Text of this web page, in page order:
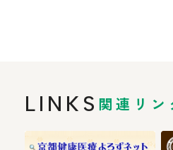
LINKS 関連リン